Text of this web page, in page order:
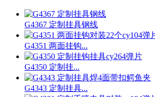
G4367 定制挂具钢线
G4351 两面挂钩...
G4350 定制挂...
G4343 定制挂具...